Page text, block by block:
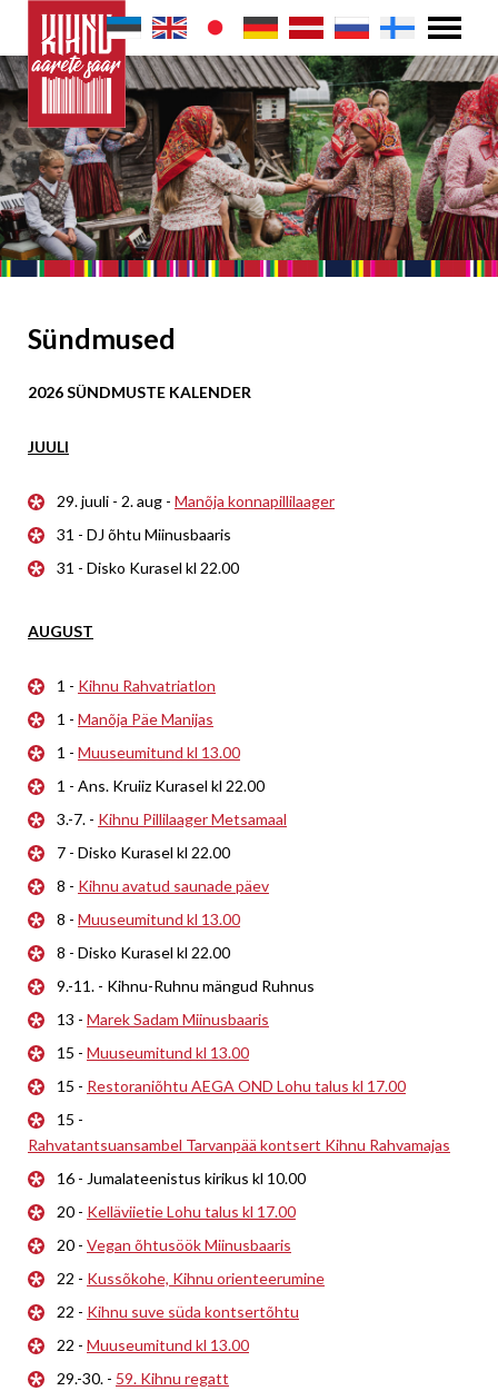
Sündmused
2026 SÜNDMUSTE KALENDER
JUULI
29. juuli - 2. aug - Manõja konnapillilaager
31 - DJ õhtu Miinusbaaris
31 - Disko Kurasel kl 22.00
AUGUST
1 - Kihnu Rahvatriatlon
1 - Manõja Päe Manijas
1 - Muuseumitund kl 13.00
1 - Ans. Kruiiz Kurasel kl 22.00
3.-7. - Kihnu Pillilaager Metsamaal
7 - Disko Kurasel kl 22.00
8 - Kihnu avatud saunade päev
8 - Muuseumitund kl 13.00
8 - Disko Kurasel kl 22.00
9.-11. - Kihnu-Ruhnu mängud Ruhnus
13 - Marek Sadam Miinusbaaris
15 - Muuseumitund kl 13.00
15 - Restoraniõhtu AEGA OND Lohu talus kl 17.00
15 -
Rahvatantsuansambel Tarvanpää kontsert Kihnu Rahvamajas
16 - Jumalateenistus kirikus kl 10.00
20 - Kelläviietie Lohu talus kl 17.00
20 - Vegan õhtusöök Miinusbaaris
22 - Kussõkohe, Kihnu orienteerumine
22 - Kihnu suve süda kontsertõhtu
22 - Muuseumitund kl 13.00
29.-30. - 59. Kihnu regatt